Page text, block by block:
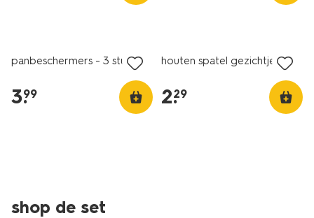
panbeschermers - 3 stuks
3.
99
houten spatel gezichtje
2.
29
shop de set